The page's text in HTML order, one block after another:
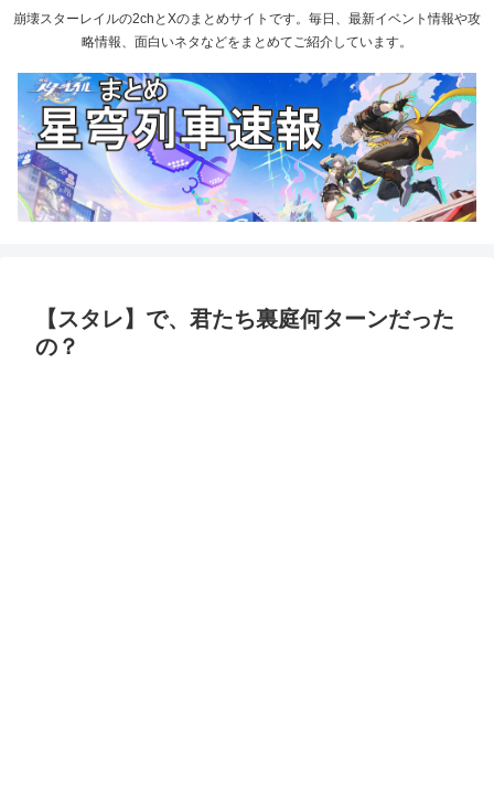
崩壊スターレイルの2chとXのまとめサイトです。毎日、最新イベント情報や攻
略情報、面白いネタなどをまとめてご紹介しています。
【スタレ】で、君たち裏庭何ターンだった
の？